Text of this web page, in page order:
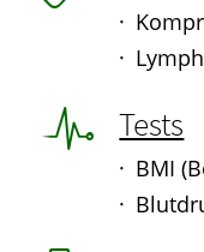
Tests
BMI